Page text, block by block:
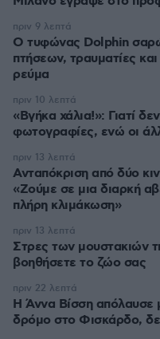
Ο τυφώνας Dolphin
πτήσεων, τραυματίες
ρεύμα
πριν 9 λεπτά
«Βγήκα χάλια!»: Γιατί
φωτογραφίες, ενώ οι
πριν 10 λεπτά
Ανταπόκριση από δύο
«Ζούμε σε μια διαρκή
πλήρη κλιμάκωση»
πριν 13 λεπτά
Στρες των μουστακιών
βοηθήσετε το ζώο σας
πριν 13 λεπτά
Η Άννα Βίσση απόλαυσε
δρόμο στο Φισκάρδο,
πριν 22 λεπτά